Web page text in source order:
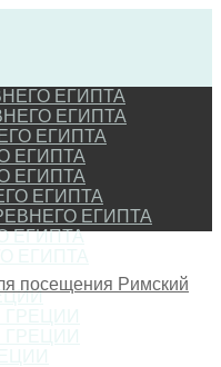
ЕГИПТА
ЕГИПТА
ЕГИПТА
ЕГИПТА
ЕГИПТА
ЕГИПТА
ЕГИПТА
ЕГИПТА
ЕГИПТА
посещения Римский